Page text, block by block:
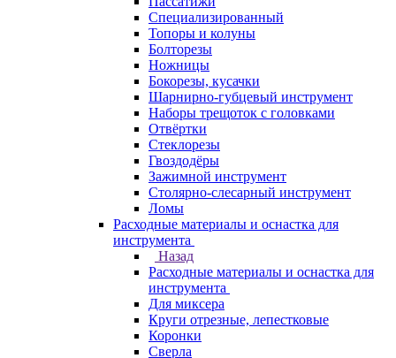
Специализированный
Топоры и колуны
Болторезы
Ножницы
Бокорезы, кусачки
Шарнирно-губцевый инструмент
Наборы трещоток с головками
Отвёртки
Стеклорезы
Гвоздодёры
Зажимной инструмент
Столярно-слесарный инструмент
Ломы
Расходные материалы и оснастка для
инструмента
Назад
Расходные материалы и оснастка для
инструмента
Для миксера
Круги отрезные, лепестковые
Коронки
Сверла